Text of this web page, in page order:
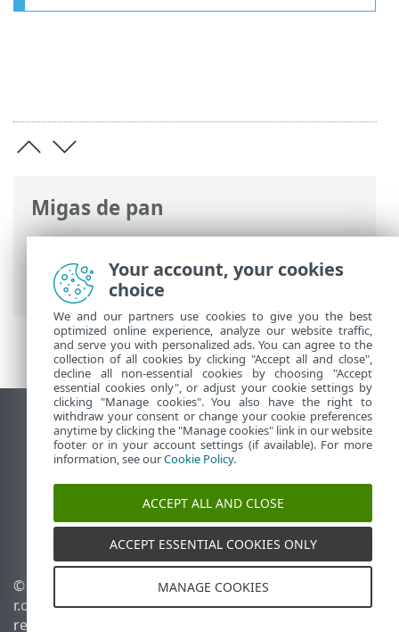
Migas de pan
Ayuda en línea de ESET>ESET Mail
Security >Configuración avanzada>
Computer
Ver sitio del escritorio
End of Life
Base de conocimiento de ESET
Foro de ESET
ESET Status Portal
Soporte regional
©
ESET, spol. s
r.o. - Todos los derechos
reservados.
Administrar perfiles
Política de cookies
Your account, your cookies
choice
We and our partners use cookies to give you the best
optimized online experience, analyze our website traffic,
and serve you with personalized ads. You can agree to the
collection of all cookies by clicking "Accept all and close",
decline all non-essential cookies by choosing "Accept
essential cookies only", or adjust your cookie settings by
clicking "Manage cookies". You also have the right to
withdraw your consent or change your cookie preferences
anytime by clicking the "Manage cookies" link in our website
footer or in your account settings (if available). For more
information, see ourCookie Policy.
ACCEPT ALL AND CLOSE
ACCEPT ESSENTIAL COOKIES ONLY
MANAGE COOKIES